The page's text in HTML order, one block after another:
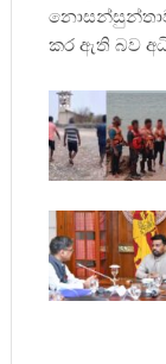
කර ඇති බව